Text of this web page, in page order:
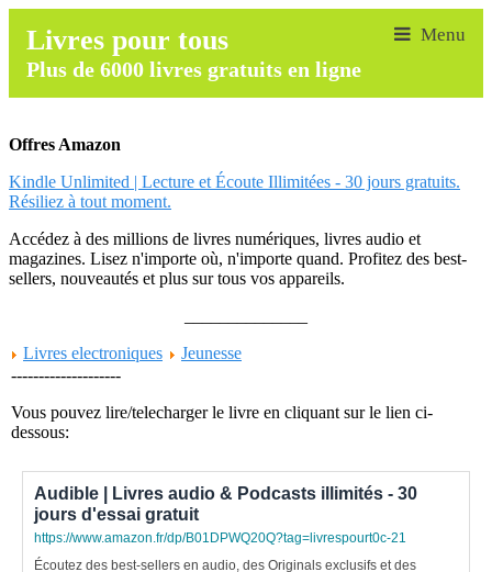
Livres pour tous
Plus de 6000 livres gratuits en ligne
Offres Amazon
Kindle Unlimited | Lecture et Écoute Illimitées - 30 jours gratuits.
Résiliez à tout moment.
Accédez à des millions de livres numériques, livres audio et
magazines. Lisez n'importe où, n'importe quand. Profitez des best-
sellers, nouveautés et plus sur tous vos appareils.
Livres electroniques
Jeunesse
--------------------
Vous pouvez lire/telecharger le livre en cliquant sur le lien ci-
dessous:
Audible | Livres audio & Podcasts illimités - 30
jours d'essai gratuit
https://www.amazon.fr/dp/B01DPWQ20Q?tag=livrespourt0c-21
Écoutez des best-sellers en audio, des Originals exclusifs et des